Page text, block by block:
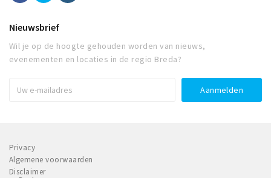
Nieuwsbrief
Wil je op de hoogte gehouden worden van nieuws,
evenementen en locaties in de regio Breda?
Privacy
Algemene voorwaarden
Disclaimer